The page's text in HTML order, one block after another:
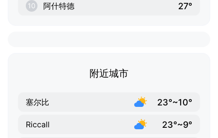
10 阿什特德 27°
附近城市
塞尔比 23°~10°
Riccall 23°~9°